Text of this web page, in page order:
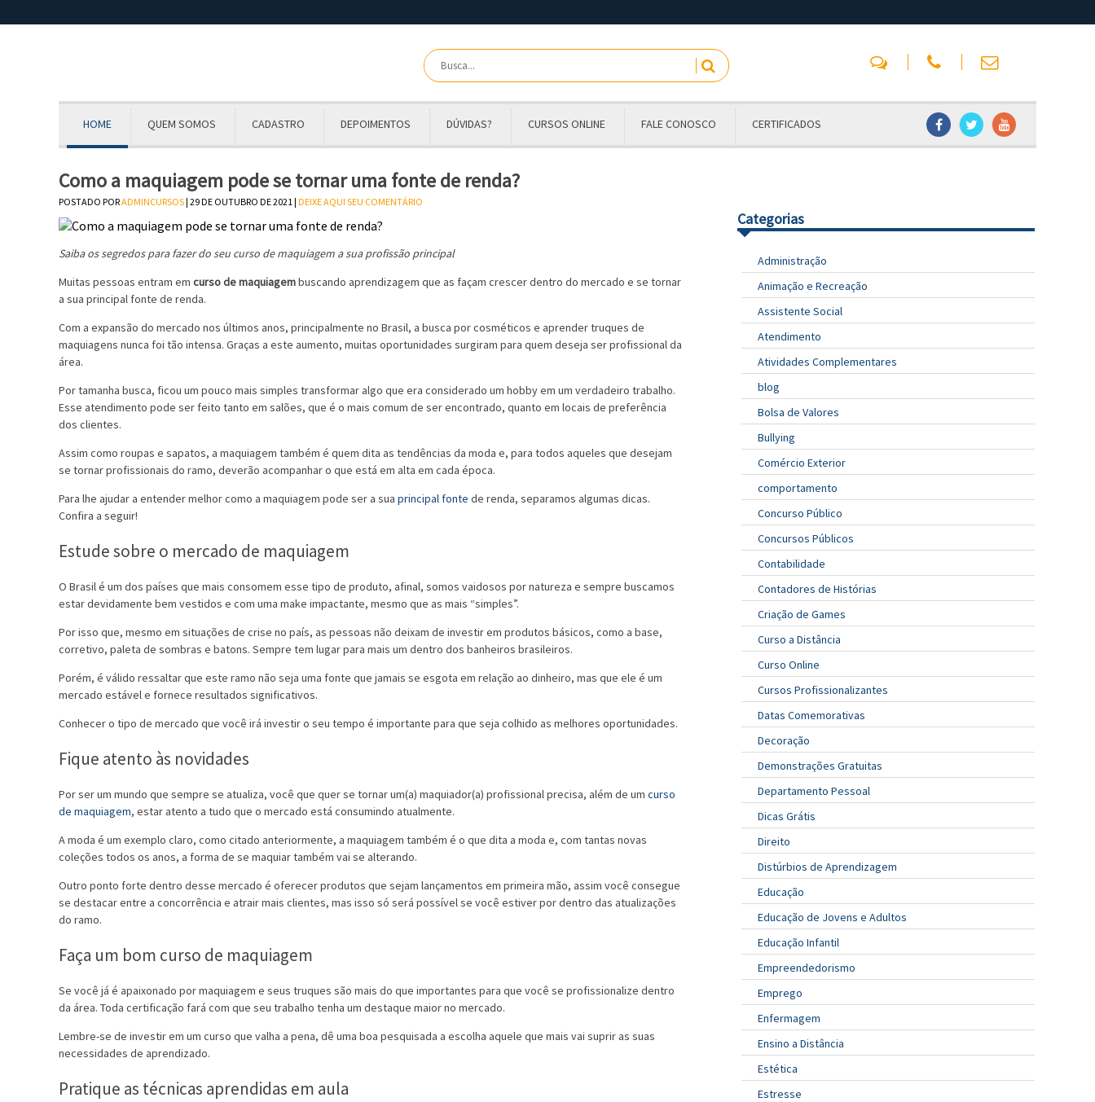
HOME QUEM SOMOS CADASTRO DEPOIMENTOS DÚVIDAS? CURSOS ONLINE FALE CONOSCO CERTIFICADOS
Como a maquiagem pode se tornar uma fonte de renda?
POSTADO PORADMINCURSOS| 29 DE OUTUBRO DE 2021 | DEIXE AQUI SEU COMENTÁRIO
Saiba os segredos para fazer do seu curso de maquiagem a sua profissão principal
Muitas pessoas entram em curso de maquiagembuscando aprendizagem que as façam crescer dentro do mercado e se tornar
a sua principal fonte de renda.
Com a expansão do mercado nos últimos anos, principalmente no Brasil, a busca por cosméticos e aprender truques de
maquiagens nunca foi tão intensa. Graças a este aumento, muitas oportunidades surgiram para quem deseja ser profissional da
área.
Por tamanha busca, ficou um pouco mais simples transformar algo que era considerado um hobby em um verdadeiro trabalho.
Esse atendimento pode ser feito tanto em salões, que é o mais comum de ser encontrado, quanto em locais de preferência
dos clientes.
Assim como roupas e sapatos, a maquiagem também é quem dita as tendências da moda e, para todos aqueles que desejam
se tornar profissionais do ramo, deverão acompanhar o que está em alta em cada época.
Para lhe ajudar a entender melhor como a maquiagem pode ser a sua principal fonte de renda, separamos algumas dicas.
Confira a seguir!
Estude sobre o mercado de maquiagem
O Brasil é um dos países que mais consomem esse tipo de produto, afinal, somos vaidosos por natureza e sempre buscamos
estar devidamente bem vestidos e com uma make impactante, mesmo que as mais “simples”.
Por isso que, mesmo em situações de crise no país, as pessoas não deixam de investir em produtos básicos, como a base,
corretivo, paleta de sombras e batons. Sempre tem lugar para mais um dentro dos banheiros brasileiros.
Porém, é válido ressaltar que este ramo não seja uma fonte que jamais se esgota em relação ao dinheiro, mas que ele é um
mercado estável e fornece resultados significativos.
Conhecer o tipo de mercado que você irá investir o seu tempo é importante para que seja colhido as melhores oportunidades.
Fique atento às novidades
Por ser um mundo que sempre se atualiza, você que quer se tornar um(a) maquiador(a) profissional precisa, além de um curso
de maquiagem, estar atento a tudo que o mercado está consumindo atualmente.
A moda é um exemplo claro, como citado anteriormente, a maquiagem também é o que dita a moda e, com tantas novas
coleções todos os anos, a forma de se maquiar também vai se alterando.
Outro ponto forte dentro desse mercado é oferecer produtos que sejam lançamentos em primeira mão, assim você consegue
se destacar entre a concorrência e atrair mais clientes, mas isso só será possível se você estiver por dentro das atualizações
do ramo.
Faça um bom curso de maquiagem
Se você já é apaixonado por maquiagem e seus truques são mais do que importantes para que você se profissionalize dentro
da área. Toda certificação fará com que seu trabalho tenha um destaque maior no mercado.
Lembre-se de investir em um curso que valha a pena, dê uma boa pesquisada a escolha aquele que mais vai suprir as suas
necessidades de aprendizado.
Pratique as técnicas aprendidas em aula
Categorias
Administração
Animação e Recreação
Assistente Social
Atendimento
Atividades Complementares
blog
Bolsa de Valores
Bullying
Comércio Exterior
comportamento
Concurso Público
Concursos Públicos
Contabilidade
Contadores de Histórias
Criação de Games
Curso a Distância
Curso Online
Cursos Profissionalizantes
Datas Comemorativas
Decoração
Demonstrações Gratuitas
Departamento Pessoal
Dicas Grátis
Direito
Distúrbios de Aprendizagem
Educação
Educação de Jovens e Adultos
Educação Infantil
Empreendedorismo
Emprego
Enfermagem
Ensino a Distância
Estética
Estresse